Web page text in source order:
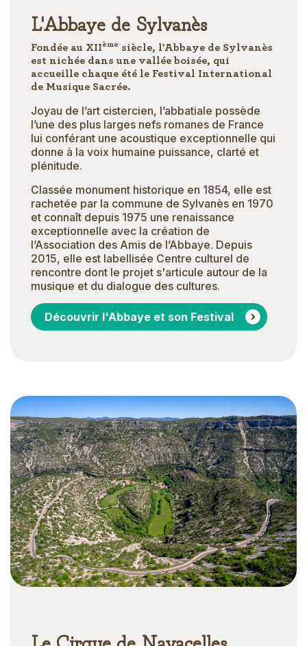
L'Abbaye de Sylvanès
Fondée au XIIème siècle, l'Abbaye de Sylvanès
est nichée dans une vallée boisée, qui
accueille chaque été le Festival International
de Musique Sacrée.
Joyau de l’art cistercien, l’abbatiale possède
l’une des plus larges nefs romanes de France
lui conférant une acoustique exceptionnelle qui
donne à la voix humaine puissance, clarté et
plénitude.
Classée monument historique en 1854, elle est
rachetée par la commune de Sylvanès en 1970
et connaît depuis 1975 une renaissance
exceptionnelle avec la création de
l’Association des Amis de l’Abbaye. Depuis
2015, elle est labellisée Centre culturel de
rencontre dont le projet s'articule autour de la
musique et du dialogue des cultures.
Découvrir l'Abbaye et son Festival
Le Cirque de Navacelles